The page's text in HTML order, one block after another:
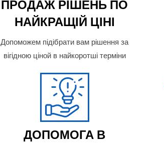
ПРОДАЖ РІШЕНЬ ПО
НАЙКРАЩІЙ ЦІНІ
Допоможем підібрати вам рішення за
вігідною ціной в найкоротші терміни
ДОПОМОГА В